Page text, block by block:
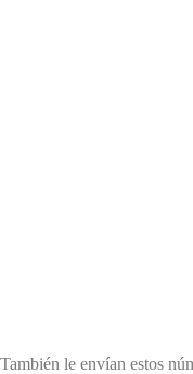
le envían estos